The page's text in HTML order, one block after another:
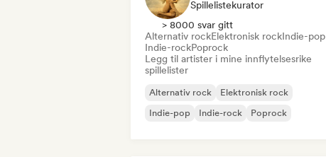
Spillelistekurator
> 8000 svar gitt
Alternativ rockElektronisk rockIndie-pop
Indie-rockPoprock
Legg til artister i mine innflytelsesrike
spillelister
Alternativ rock
Elektronisk rock
Indie-pop
Indie-rock Poprock